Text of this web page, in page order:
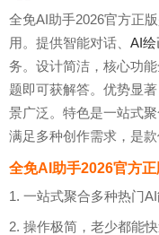
全免AI助手2026官方正
用。提供智能对话、 AI绘
务。设计简洁，核心功
题即可获解答。优势显
景广泛。特色是一站式
满足多种创作需求，是款
全免AI助手2026官方
1. 一站式聚合多种热门AI
2. 操作极简，老少都能